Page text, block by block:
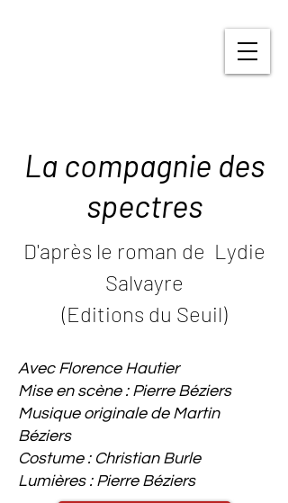
La compagnie des
spectres
D'après le roman de Lydie
Salvayre
(Editions du Seuil)
Avec Florence Hautier
Mise en scène : Pierre Béziers
Musique originale de Martin
Béziers
Costume : Christian Burle
Lumières : Pierre Béziers